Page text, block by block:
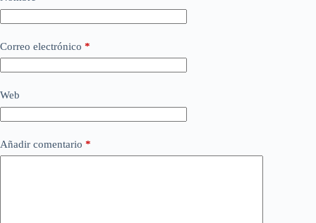
Correo electrónico *
Web
Añadir comentario *